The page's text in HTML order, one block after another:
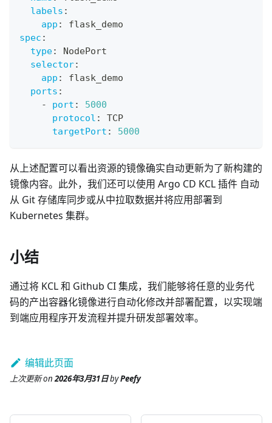
labels :
app :
flask_demo
spec :
type:
NodePort
selector:
app :
flask_demo
ports :
-
port :
5000
protocol :
TCP
targetPort : 5000
从上述配置可以看出资源的镜像确实自动更新为了新构建的
镜像内容。此外，我们还可以使用 Argo CD KCL 插件 自动
从 Git 存储库同步或从中拉取数据并将应用部署到
Kubernetes 集群。
小结
通过将 KCL 和 Github CI 集成，我们能够将任意的业务代
码的产出容器化镜像进行自动化修改并部署配置，以实现端
到端应用程序开发流程并提升研发部署效率。
编辑此页面
上次更新on2026年3月31日byPeefy